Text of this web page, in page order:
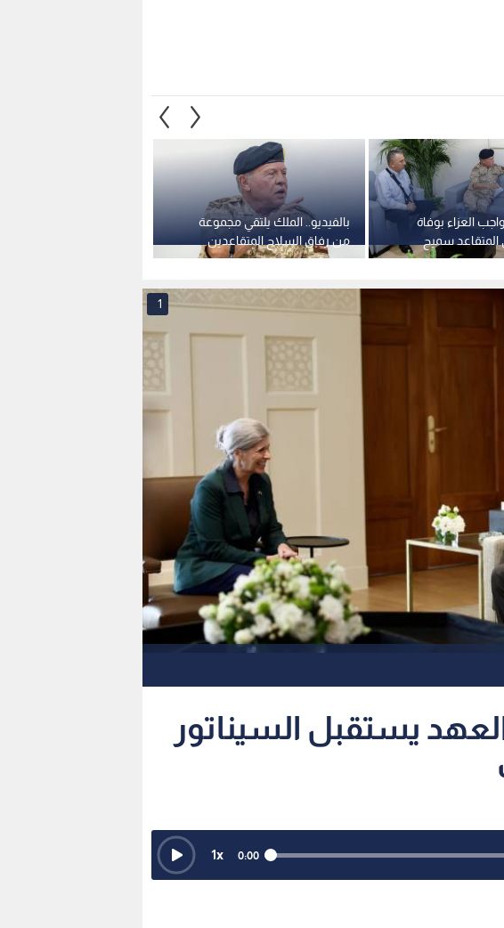
بالفيديو.. الملك يلتقي مجموعة
من رفاق السلاح المتقاعدين
خلال زيارته إلى لواء الملك
العزاء بوفاة
المتقاعد سميح
1
يستقبل السيناتور
0:00
1x